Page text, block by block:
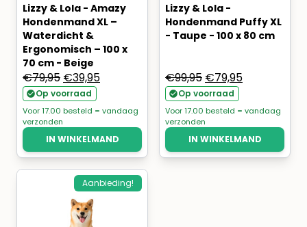
Lizzy & Lola - Amazy
Hondenmand XL –
Waterdicht &
Ergonomisch – 100 x
70 cm - Beige
€79,95 Oorspronkelijke
prijs
was:
€79,95.
€39,95Huidige
is:
€39,95.
Op voorraad
Voor 17.00 besteld = vandaag
verzonden
IN WINKELMAND
Lizzy & Lola -
Hondenmand Puffy XL
- Taupe - 100 x 80 cm
€99,95 Oorspronkelijke
prijs
was:
€99,95.
€79,95Huidige
is:
€79,95.
Op voorraad
Voor 17.00 besteld = vandaag
verzonden
IN WINKELMAND
Aanbieding!